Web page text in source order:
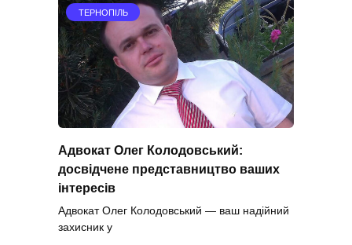
ТЕРНОПІЛЬ
Адвокат Олег Колодовський:
досвідчене представництво ваших
інтересів
Адвокат Олег Колодовський — ваш надійний
захисник у